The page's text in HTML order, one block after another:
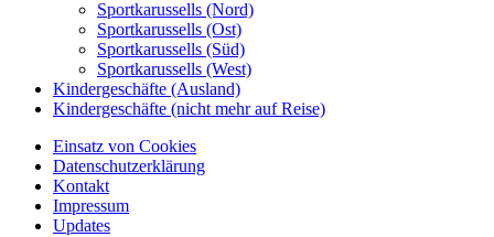
Sportkarussells (Nord)
Sportkarussells (Ost)
Sportkarussells (Süd)
Sportkarussells (West)
Kindergeschäfte (Ausland)
Kindergeschäfte (nicht mehr auf Reise)
Einsatz von Cookies
Datenschutzerklärung
Kontakt
Impressum
Updates